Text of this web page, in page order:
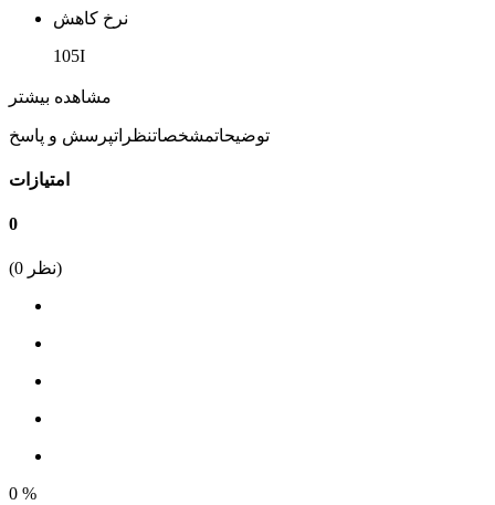
نرخ کاهش
105I
ولتاژ کاری
12 ولت
سرعت واقعی
مشاهده بیشتر
توضیحاتمشخصاتنظراتپرسش و پاسخ
امتیازات
0
(0 نظر)
0 %